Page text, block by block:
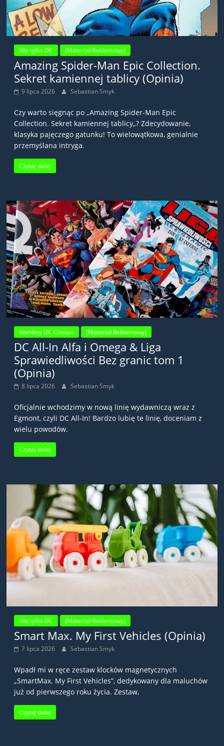
Nie tylko DC [Materiał Reklamowy]
Amazing Spider-Man Epic Collection.
Sekret kamiennej tablicy (Opinia)
9 lipca 2026 Sebastian Smyk
Czy warto sięgnąc po „Amazing Spider-Man Epic
Collection. Sekret kamiennej tablicy„? Zdecydowanie,
klasyka pajęczego gatunku! To wielowątkowa, genialnie
przemyślana intryga.
Czytaj dalej
Komiksy DC Comics [Materiał Reklamowy]
DC All-In Alfa i Omega & Liga
Sprawiedliwości Bez granic tom 1
(Opinia)
8 lipca 2026 Sebastian Smyk
Oficjalnie wchodzimy w nową linię wydawniczą wraz z
Egmont, czyli DC All-In! Bardzo lubię te linię, doceniam z
wielu powodów.
Czytaj dalej
Nie tylko DC [Materiał Reklamowy]
Smart Max. My First Vehicles (Opinia)
7 lipca 2026 Sebastian Smyk
Wpadł mi w ręce zestaw klocków magnetycznych
„SmartMax. My First Vehicles”, dedykowany dla maluchów
już od pierwszego roku życia. Zestaw,
Czytaj dalej